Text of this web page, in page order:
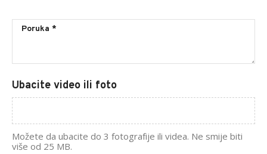
Ubacite video ili foto
Možete da ubacite do 3 fotografije ili videa. Ne smije biti
više od 25 MB.